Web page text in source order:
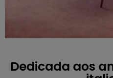
Dedicada aos